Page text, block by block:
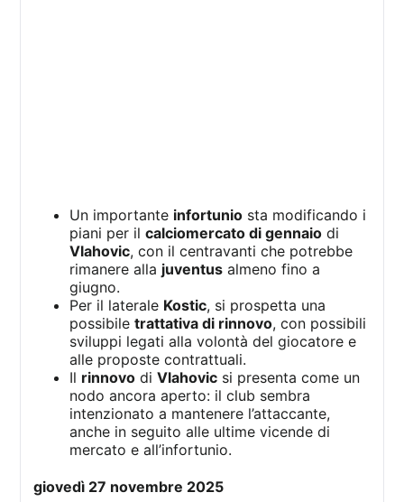
Un importante infortunio sta modificando i
piani per ilcalciomercato di gennaio di
Vlahovic, con il centravanti che potrebbe
rimanere alla juventus almeno fino a
giugno.
Per il laterale Kostic, si prospetta una
possibiletrattativa di rinnovo, con possibili
sviluppi legati alla volontà del giocatore e
alle proposte contrattuali.
Il rinnovo diVlahovic si presenta come un
nodo ancora aperto: il club sembra
intenzionato a mantenere l’attaccante,
anche in seguito alle ultime vicende di
mercato e all’infortunio.
giovedì 27 novembre 2025